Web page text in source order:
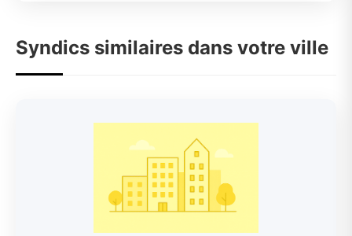
Syndics similaires dans votre ville